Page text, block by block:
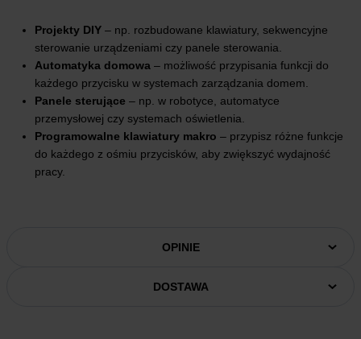
Projekty DIY – np. rozbudowane klawiatury, sekwencyjne
sterowanie urządzeniami czy panele sterowania.
Automatyka domowa – możliwość przypisania funkcji do
każdego przycisku w systemach zarządzania domem.
Panele sterujące – np. w robotyce, automatyce
przemysłowej czy systemach oświetlenia.
Programowalne klawiatury makro – przypisz różne funkcje
do każdego z ośmiu przycisków, aby zwiększyć wydajność
pracy.
OPINIE
DOSTAWA